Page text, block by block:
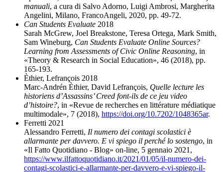
manuali, a cura di Salvo Adorno, Luigi Ambrosi, Margherita
Angelini, Milano, FrancoAngeli, 2020, pp. 49-72.
Can Students Evaluate 2018
Sarah McGrew, Joel Breakstone, Teresa Ortega, Mark Smith,
Sam Wineburg, Can Students Evaluate Online Sources?
Learning from Assessments of Civic Online Reasoning, in
«Theory & Research in Social Education», 46 (2018), pp.
165-193.
Èthier, Lefrançois 2018
Marc-Andrén Èthier, David Lefrançois, Quelle lecture les
historiens d’Assassins’ Creed font-ils de ce jeu video
d’histoire?, in «Revue de recherches en littérature médiatique
multimodale», 7 (2018), https://doi.org/10.7202/1048365ar.
Ferretti 2021
Alessandro Ferretti, Il numero dei contagi scolastici è
allarmante per davvero. E vi spiego il perché lo sostengo, in
«Il Fatto Quotidiano - Blog» on-line, 5 gennaio 2021,
https://www.ilfattoquotidiano.it/2021/01/05/il-numero-dei-
contagi-scolastici-e-allarmante-per-davvero-e-vi-spiego-il-